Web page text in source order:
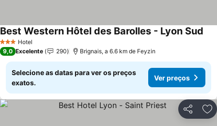
3 EstrelasHotel
Best Western Hôtel des Barolles - Lyon Sud
9,0 Excelente 290 Brignais, a 6.6 km de Feyzin
Selecione as datas para ver os preços
exatos.
Ver preços
Partilhar